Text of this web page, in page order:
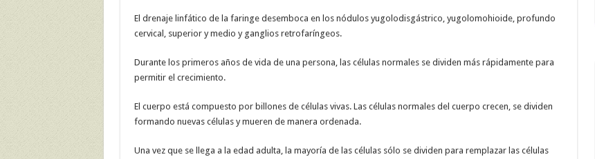
El drenaje linfático de la faringe desemboca en los nódulos yugolodisgástrico, yugolomohioide, profundo
cervical, superior y medio y ganglios retrofaríngeos.
Durante los primeros años de vida de una persona, las células normales se dividen más rápidamente para
permitir el crecimiento.
El cuerpo está compuesto por billones de células vivas. Las células normales del cuerpo crecen, se dividen
formando nuevas células y mueren de manera ordenada.
Una vez que se llega a la edad adulta, la mayoría de las células sólo se dividen para remplazar las células